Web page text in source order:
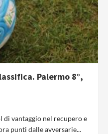
Palermo 8°,
di vantaggio nel recupero e
punti dalle avversarie...